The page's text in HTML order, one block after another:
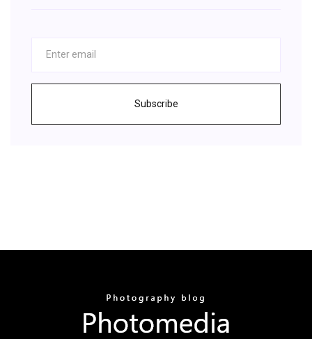
Subscribe